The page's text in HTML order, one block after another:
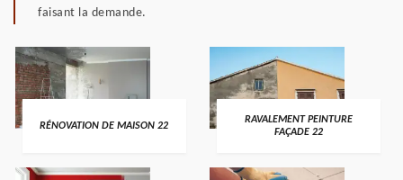
faisant la demande.
RÉNOVATION DE MAISON 22
RAVALEMENT PEINTURE
FAÇADE 22